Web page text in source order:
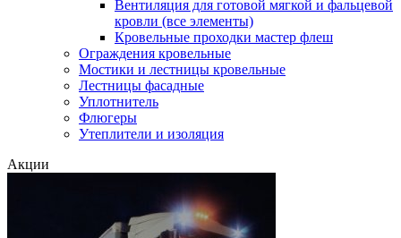
Вентиляция для готовой мягкой и фальцевой
кровли (все элементы)
Кровельные проходки мастер флеш
Ограждения кровельные
Мостики и лестницы кровельные
Лестницы фасадные
Уплотнитель
Флюгеры
Утеплители и изоляция
Акции